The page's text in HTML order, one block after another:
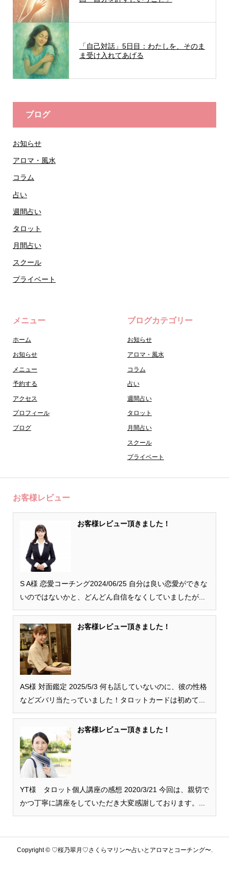
「自己対話」5日目：わたしを、そのま
ま受け入れてあげる
ブログ
お知らせ
アロマ・風水
コラム
占い
週間占い
タロット
月間占い
スクール
プライベート
メニュー
ホーム
お知らせ
メニュー
予約する
アクセス
プロフィール
ブログ
ブログカテゴリー
お知らせ
アロマ・風水
コラム
占い
週間占い
タロット
月間占い
スクール
プライベート
お客様レビュー
お客様レビュー頂きました！
S A様 恋愛コーチング2024/06/25 自分は良い恋愛ができな
いのではないかと、どんどん自信をなくしていましたが...
お客様レビュー頂きました！
AS様 対面鑑定 2025/5/3 何も話していないのに、彼の性格
などズバリ当たっていました！タロットカードは初めて...
お客様レビュー頂きました！
YT様 タロット個人講座の感想 2020/3/21 今回は、親切で
かつ丁寧に講座をしていただき大変感謝しております。...
Copyright ©♡桜乃翠月♡さくらマリン〜占いとアロマとコーチング〜.